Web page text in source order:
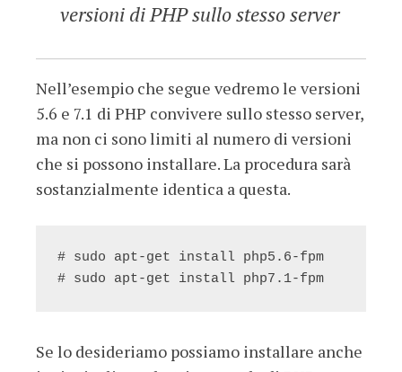
versioni di PHP sullo stesso server
Nell’esempio che segue vedremo le versioni
5.6 e 7.1 di PHP convivere sullo stesso server,
ma non ci sono limiti al numero di versioni
che si possono installare. La procedura sarà
sostanzialmente identica a questa.
# sudo apt-get install php5.6-fpm
# sudo apt-get install php7.1-fpm
Se lo desideriamo possiamo installare anche